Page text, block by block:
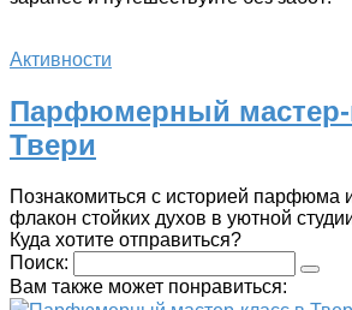
Активности
Парфюмерный мастер-
Твери
Познакомиться с историей парфюма
флакон стойких духов в уютной
Куда хотите отправиться?
Поиск:
Вам также может понравиться: